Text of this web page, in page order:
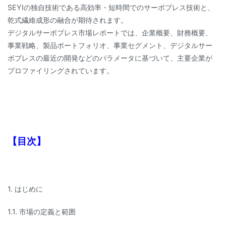
SEYIの独自技術である高効率・短時間でのサーボプレス技術と、
乾式繊維成形の融合が期待されます。
デジタルサーボプレス市場レポートでは、企業概要、財務概要、
事業戦略、製品ポートフォリオ、事業セグメント、デジタルサー
ボプレスの最近の開発などのパラメータに基づいて、主要企業が
プロファイリングされています。
【目次】
1. はじめに
1.1. 市場の定義と範囲